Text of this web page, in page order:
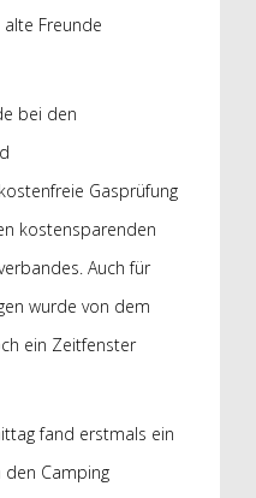
Freunde
bei den
Gasprüfung
kostensparenden
Auch für
wurde von dem
ein Zeitfenster
fand erstmals ein
Camping